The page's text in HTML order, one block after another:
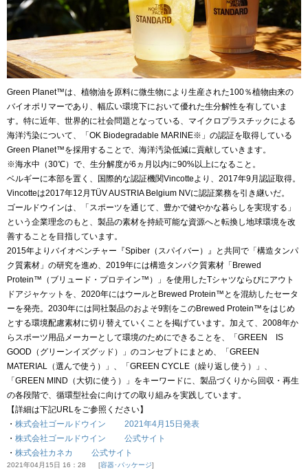
Green Planet™は、植物油を原料に微生物により生産された100％植物由来の
バイオポリマーであり、幅広い環境下において優れた生分解性を有していま
す。特に近年、世界的に社会問題となっている、マイクロプラスチックによる
海洋汚染について、「OK Biodegradable MARINE※」の認証を取得している
Green Planet™を採用することで、海洋汚染低減に貢献していきます。
※海水中（30℃）で、生分解度が6ヵ月以内に90%以上になること。
ベルギーに本部を置く、国際的な認証機関Vincotteより、2017年9月認証取得。
Vincotteは2017年12月TÜV AUSTRIA Belgium NVに認証業務を引き継いだ。
ゴールドウインは、「スポーツを通じて、豊かで健やかな暮らしを実現する」
という企業理念のもと、製品の素材を持続可能な資源へと転換し地球環境を改
善することを目指しています。
2015年よりバイオベンチャー『Spiber（スパイバー）』と共同で「構造タンパ
ク質素材」の研究を進め、2019年には構造タンパク質素材「Brewed
Protein™（ブリュード・プロテイン™）」を使用したTシャツならびにアウト
ドアジャケットを、2020年にはウールとBrewed Protein™とを混紡したセータ
ーを発売。2030年には同社製品のおよそ9割をこのBrewed Protein™をはじめ
とする環境配慮素材に切り替えていくことを掲げています。加えて、2008年か
らスポーツ用品メーカーとして環境のためにできることを、「GREEN IS
GOOD（グリーンイズグッド）」のコンセプトにまとめ、「GREEN
MATERIAL（選んで使う）」、「GREEN CYCLE（繰り返し使う）」、
「GREEN MIND（大切に使う）」をキーワードに、製品づくりから回収・再生
の各段階で、循環型社会に向けての取り組みを実践しています。
【詳細は下記URLをご参照ください】
・ 株式会社ゴールドウイン 2021年4月15日発表
・ 株式会社ゴールドウイン 公式サイト
・ 株式会社カネカ 公式サイト
2021年04月15日 16：28 容器･パッケージ